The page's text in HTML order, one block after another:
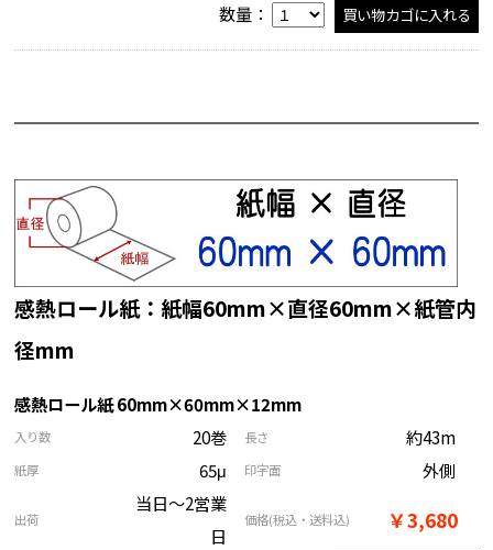
数量：
感熱ロール紙：紙幅60mm×直径60mm×紙管内
径mm
感熱ロール紙 60mm×60mm×12mm
入り数 20巻 長さ 約43m
紙厚 65μ 印字面 外側
出荷
当日～2営業
日
価格(税込・送料込) ￥3,680